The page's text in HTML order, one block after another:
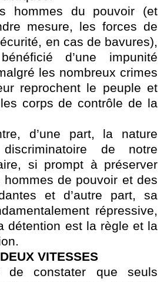
hommes du pouvoir (et
mesure, les forces de
en cas de bavures),
d’une impunité
les nombreux crimes
reprochent le peuple et
corps de contrôle de la
d’une part, la nature
discriminatoire de notre
si prompt à préserver
de pouvoir et des
et d’autre part, sa
répressive,
détention est la règle et la
VITESSES
de constater que seuls